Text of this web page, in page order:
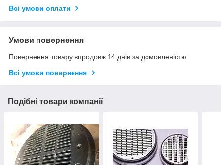
Всі умови оплати
Умови повернення
Повернення товару впродовж 14 днів за домовленістю
Всі умови повернення
Подібні товари компанії